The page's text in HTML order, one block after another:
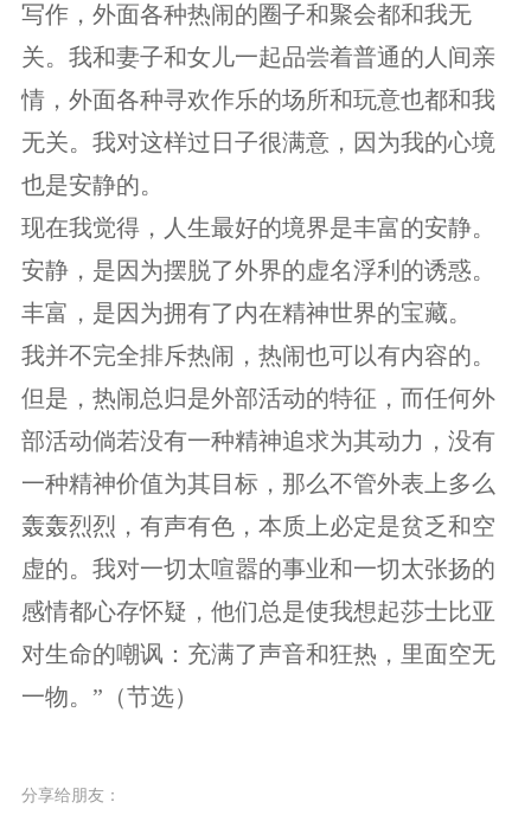
写作，外面各种热闹的圈子和聚会都和我无
关。我和妻子和女儿一起品尝着普通的人间亲
情，外面各种寻欢作乐的场所和玩意也都和我
无关。我对这样过日子很满意，因为我的心境
也是安静的。
现在我觉得，人生最好的境界是丰富的安静。
安静，是因为摆脱了外界的虚名浮利的诱惑。
丰富，是因为拥有了内在精神世界的宝藏。
我并不完全排斥热闹，热闹也可以有内容的。
但是，热闹总归是外部活动的特征，而任何外
部活动倘若没有一种精神追求为其动力，没有
一种精神价值为其目标，那么不管外表上多么
轰轰烈烈，有声有色，本质上必定是贫乏和空
虚的。我对一切太喧嚣的事业和一切太张扬的
感情都心存怀疑，他们总是使我想起莎士比亚
对生命的嘲讽：充满了声音和狂热，里面空无
一物。”（节选）
分享给朋友：